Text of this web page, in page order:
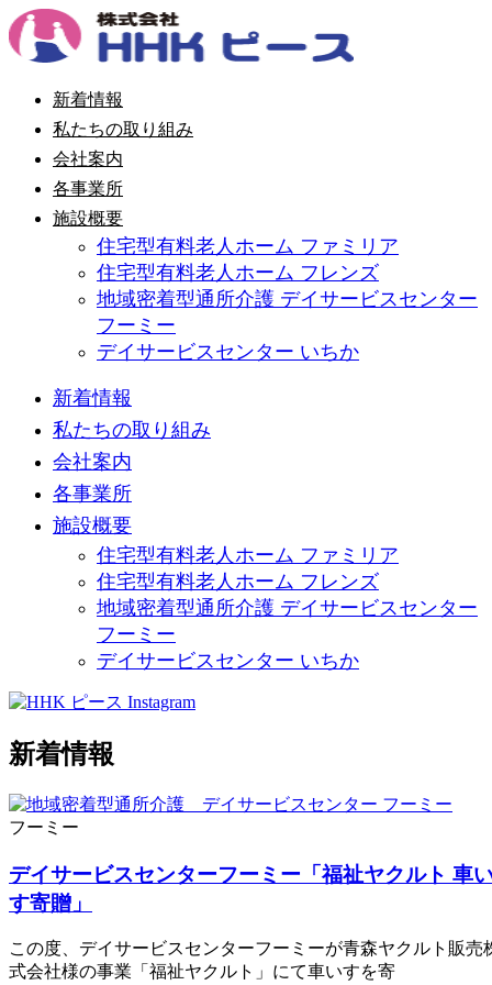
コ
ン
新着情報
私たちの取り組み
会社案内
各事業所
施設概要
住宅型有料老人ホーム ファミリア
住宅型有料老人ホーム フレンズ
地域密着型通所介護 デイサービスセンター
フーミー
デイサービスセンター いちか
新着情報
私たちの取り組み
会社案内
各事業所
施設概要
住宅型有料老人ホーム ファミリア
住宅型有料老人ホーム フレンズ
地域密着型通所介護 デイサービスセンター
フーミー
デイサービスセンター いちか
新着情報
フーミー
デイサービスセンターフーミー「福祉ヤクルト 車
す寄贈」
この度、デイサービスセンターフーミーが青森ヤクルト販売
式会社様の事業「福祉ヤクルト」にて車いすを寄